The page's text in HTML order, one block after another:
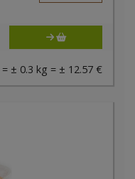
± 0.3 kg = ± 12.57 €